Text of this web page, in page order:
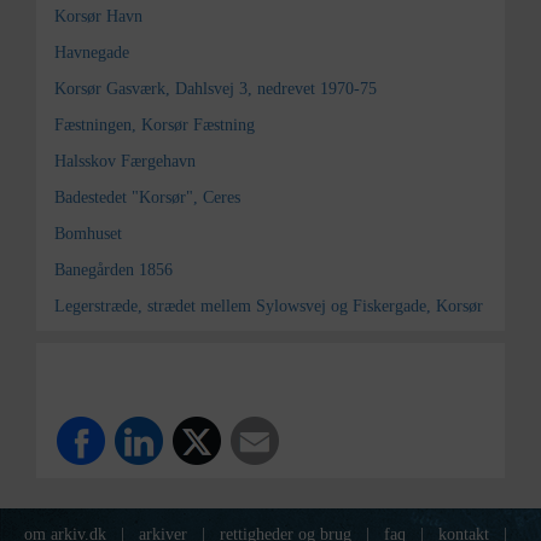
Korsør Havn
Havnegade
Korsør Gasværk, Dahlsvej 3, nedrevet 1970-75
Fæstningen, Korsør Fæstning
Halsskov Færgehavn
Badestedet "Korsør", Ceres
Bomhuset
Banegården 1856
Legerstræde, strædet mellem Sylowsvej og Fiskergade, Korsør
om arkiv.dk arkiver rettigheder og brug faq kontakt